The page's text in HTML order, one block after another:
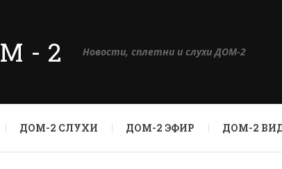
2 Новости, сплетни и слухи ДОМ-2
ДОМ-2 СЛУХИ ДОМ-2 ЭФИР ДОМ-2